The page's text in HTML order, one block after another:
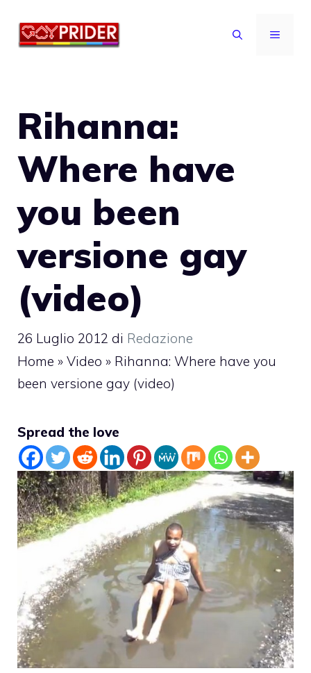
MENU
Rihanna:
Where have
you been
versione gay
(video)
26 Luglio 2012 di Redazione
Home » Video » Rihanna: Where have you
been versione gay (video)
Spread the love